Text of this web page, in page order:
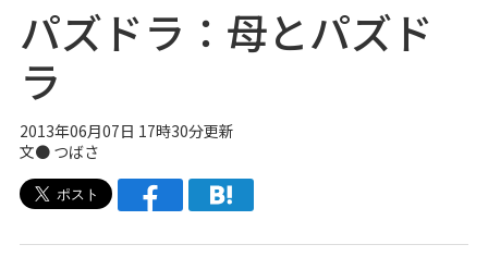
パズドラ：母とパズド
ラ
2013年06月07日 17時30分更新
文● つばさ